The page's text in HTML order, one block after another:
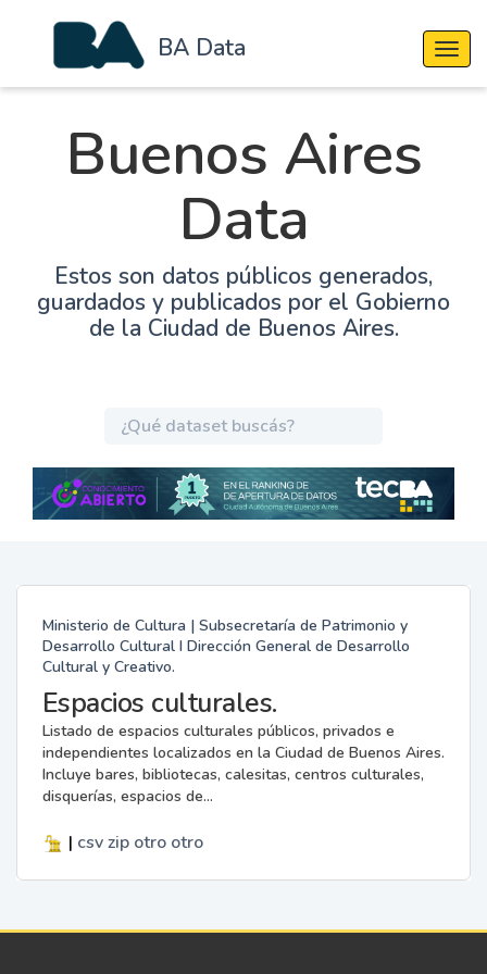
BA Data
Buenos Aires
Data
Estos son datos públicos generados,
guardados y publicados por el Gobierno
de la Ciudad de Buenos Aires.
Ministerio de Cultura | Subsecretaría de Patrimonio y
Desarrollo Cultural I Dirección General de Desarrollo
Cultural y Creativo.
Espacios culturales.
Listado de espacios culturales públicos, privados e
independientes localizados en la Ciudad de Buenos Aires.
Incluye bares, bibliotecas, calesitas, centros culturales,
disquerías, espacios de...
| csv zip otro otro